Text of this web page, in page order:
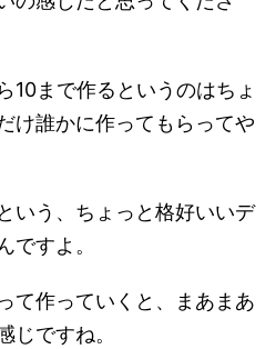
10まで作るというのはちょ
け誰かに作ってもらってや
いう、ちょっと格好いいデ
ですよ。
て作っていくと、まあまあ
じですね。